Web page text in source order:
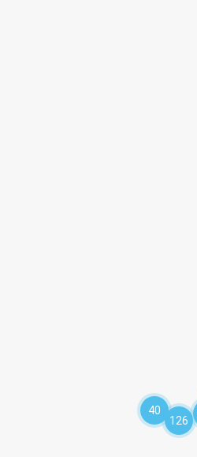
126
40